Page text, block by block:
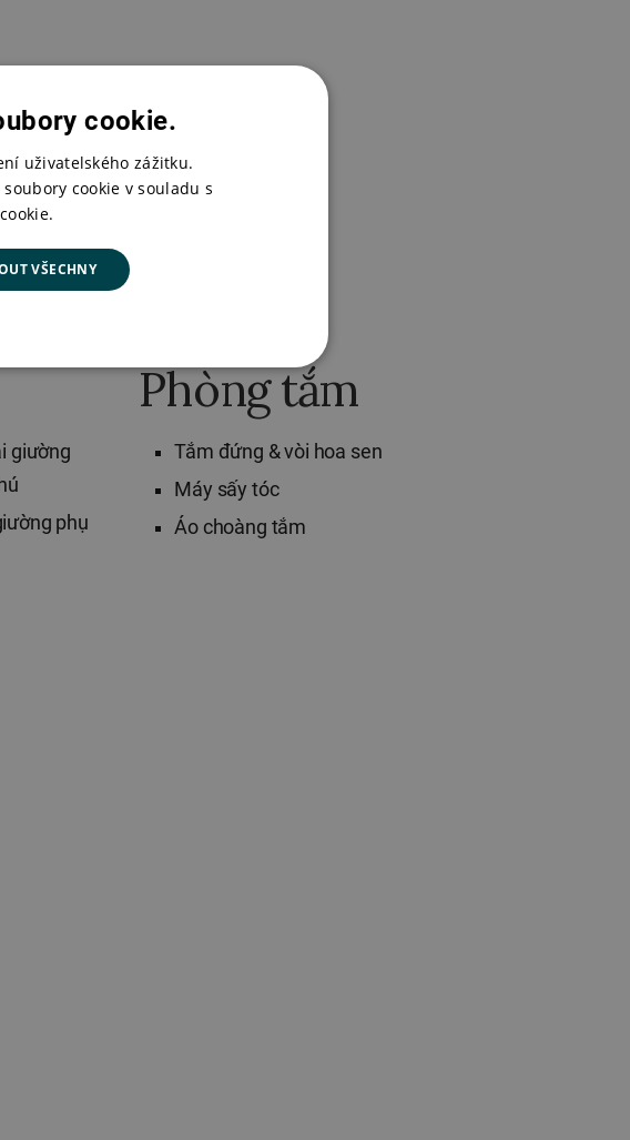
giường
phụ
Phòng tắm
Tắm đứng & vòi hoa sen
Máy sấy tóc
Áo choàng tắm
cookie.
uživatelského zážitku.
cookie v souladu s
VŠECHNY